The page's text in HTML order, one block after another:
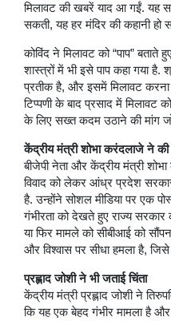
मिलावट की खबरें याद आ गईं. यह
सकती, यह हर मंदिर की कहानी हो
कोविंद ने मिलावट को “पाप” बताते
शास्त्रों में भी इसे पाप कहा गया
प्रतीक है, और इसमें मिलावट करना
टिप्पणी के बाद प्रसाद में
के लिए सख्त कदम उठाने की मांग
केंद्रीय मंत्री शोभा करंदलाजे ने की
बीजेपी नेता और केंद्रीय मंत्री
विवाद को लेकर आंध्र प्रदेश
है. उन्होंने सोशल मीडिया पर एक
गंभीरता को देखते हुए राज्य सरकार
या फिर मामले को सीबीआई को
और विश्वास पर सीधा हमला है, जिसे
प्रह्लाद जोशी ने भी जताई चिंता
केंद्रीय मंत्री प्रह्लाद जोशी ने
कि यह एक बेहद गंभीर मामला है और